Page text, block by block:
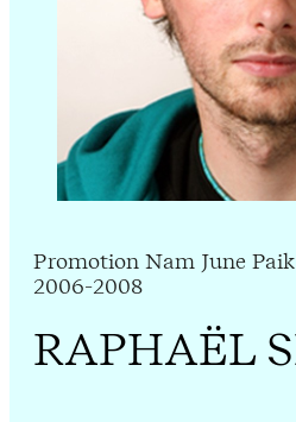
Promotion Nam June Paik
2006-2008
RAPHAËL